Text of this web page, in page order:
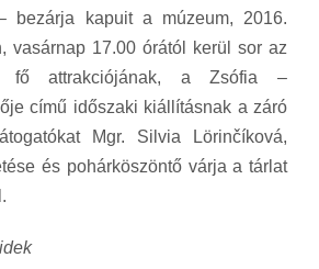
bezárja kapuit a múzeum, 2016.
vasárnap 17.00 órától kerül sor az
attrakciójának, a Zsófia –
című időszaki kiállításnak a záró
Mgr. Silvia Lörinčíková,
és pohárköszöntő várja a tárlat